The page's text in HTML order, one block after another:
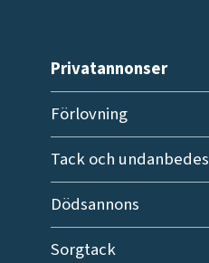
Privatannonser
Förlovning
Tack och undanbedes
Dödsannons
Sorgtack